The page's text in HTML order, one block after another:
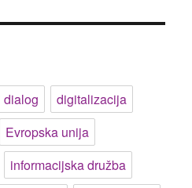
digitalizacija
Evropska unija
informacijska družba